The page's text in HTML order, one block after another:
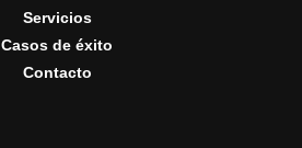
Servicios
Casos de éxito
Contacto